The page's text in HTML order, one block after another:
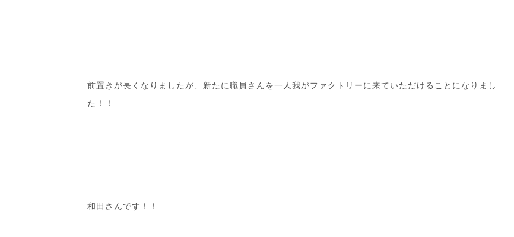
前置きが長くなりましたが、新たに職員さんを一人我がファクトリーに来ていただけることになりまし
た！！
和田さんです！！